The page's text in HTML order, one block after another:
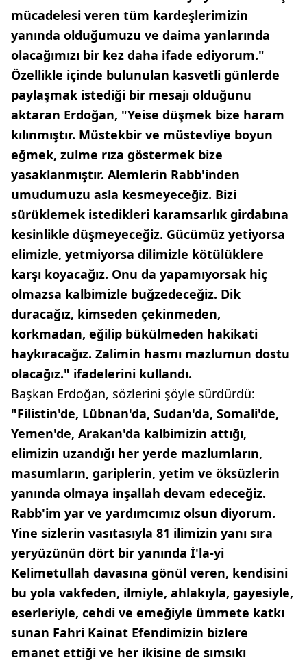
mücadelesi veren tüm kardeşlerimizin
yanında olduğumuzu ve daima yanlarında
olacağımızı bir kez daha ifade ediyorum."
Özellikle içinde bulunulan kasvetli günlerde
paylaşmak istediği bir mesajı olduğunu
aktaran Erdoğan, "Yeise düşmek bize haram
kılınmıştır. Müstekbir ve müstevliye boyun
eğmek, zulme rıza göstermek bize
yasaklanmıştır. Alemlerin Rabb'inden
umudumuzu asla kesmeyeceğiz. Bizi
sürüklemek istedikleri karamsarlık girdabına
kesinlikle düşmeyeceğiz. Gücümüz yetiyorsa
elimizle, yetmiyorsa dilimizle kötülüklere
karşı koyacağız. Onu da yapamıyorsak hiç
olmazsa kalbimizle buğzedeceğiz. Dik
duracağız, kimseden çekinmeden,
korkmadan, eğilip bükülmeden hakikati
haykıracağız. Zalimin hasmı mazlumun dostu
olacağız." ifadelerini kullandı.
Başkan Erdoğan, sözlerini şöyle sürdürdü:
"Filistin'de, Lübnan'da, Sudan'da, Somali'de,
Yemen'de, Arakan'da kalbimizin attığı,
elimizin uzandığı her yerde mazlumların,
masumların, gariplerin, yetim ve öksüzlerin
yanında olmaya inşallah devam edeceğiz.
Rabb'im yar ve yardımcımız olsun diyorum.
Yine sizlerin vasıtasıyla 81 ilimizin yanı sıra
yeryüzünün dört bir yanında İ'la-yi
Kelimetullah davasına gönül veren, kendisini
bu yola vakfeden, ilmiyle, ahlakıyla, gayesiyle,
eserleriyle, cehdi ve emeğiyle ümmete katkı
sunan Fahri Kainat Efendimizin bizlere
emanet ettiği ve her ikisine de sımsıkı